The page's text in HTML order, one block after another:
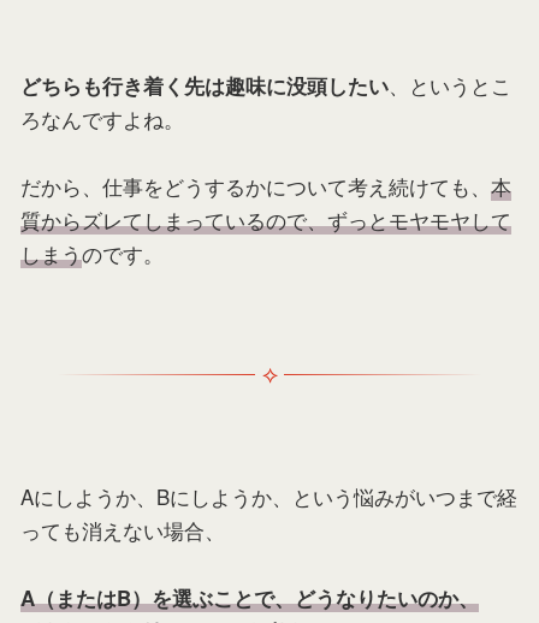
どちらも行き着く先は趣味に没頭したい、というとこ
ろなんですよね。
だから、仕事をどうするかについて考え続けても、 本
質からズレてしまっているので、ずっとモヤモヤして
しまうのです。
Aにしようか、Bにしようか、という悩みがいつまで経
っても消えない場合、
A（またはB）を選ぶことで、どうなりたいのか、